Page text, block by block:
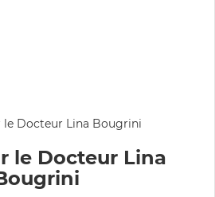
le Docteur Lina